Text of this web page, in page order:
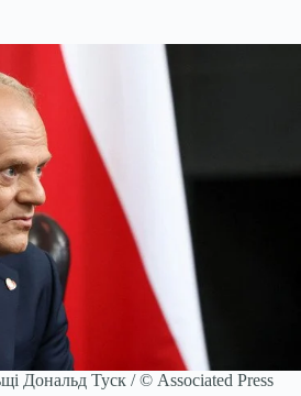
Дональд Туск / © Associated Press